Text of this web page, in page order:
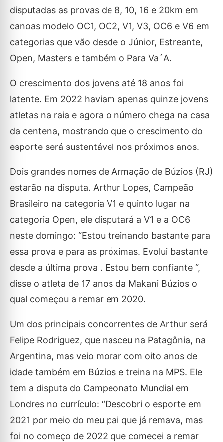
disputadas as provas de 8, 10, 16 e 20km em
canoas modelo OC1, OC2, V1, V3, OC6 e V6 em
categorias que vão desde o Júnior, Estreante,
Open, Masters e também o Para Va´A.
O crescimento dos jovens até 18 anos foi
latente. Em 2022 haviam apenas quinze jovens
atletas na raia e agora o número chega na casa
da centena, mostrando que o crescimento do
esporte será sustentável nos próximos anos.
Dois grandes nomes de Armação de Búzios (RJ)
estarão na disputa. Arthur Lopes, Campeão
Brasileiro na categoria V1 e quinto lugar na
categoria Open, ele disputará a V1 e a OC6
neste domingo: “Estou treinando bastante para
essa prova e para as próximas. Evolui bastante
desde a última prova . Estou bem confiante “,
disse o atleta de 17 anos da Makani Búzios o
qual começou a remar em 2020.
Um dos principais concorrentes de Arthur será
Felipe Rodriguez, que nasceu na Patagônia, na
Argentina, mas veio morar com oito anos de
idade também em Búzios e treina na MPS. Ele
tem a disputa do Campeonato Mundial em
Londres no currículo: “Descobri o esporte em
2021 por meio do meu pai que já remava, mas
foi no começo de 2022 que comecei a remar